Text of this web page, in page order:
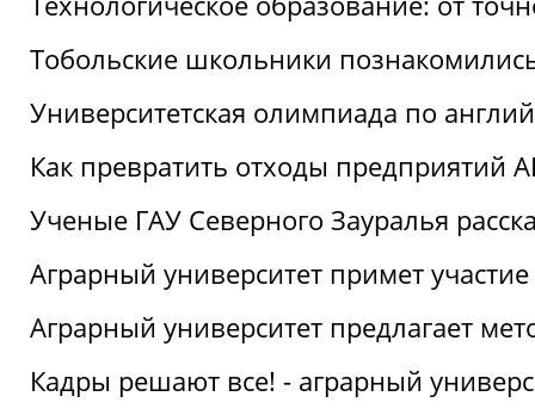
Тобольские школьники
Университетская олимпиада по
Как превратить отходы предприятий
Ученые ГАУ Северного Зауралья
Аграрный университет примет
Аграрный университет предлагает
Кадры решают все! - аграрный